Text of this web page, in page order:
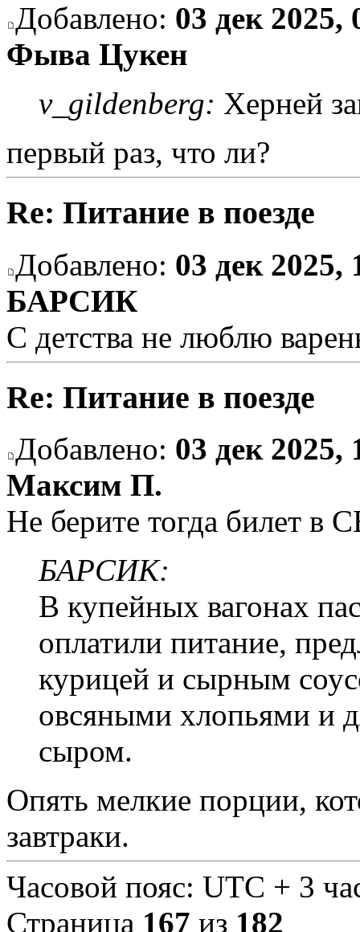
Добавлено: 03 дек 2025,
Фыва Цукен
v_gildenberg: Херней
первый раз, что ли?
Re: Питание в поезде
Добавлено: 03 дек 2025,
БАРСИК
С детства не люблю
Re: Питание в поезде
Добавлено: 03 дек 2025,
Максим П.
Не берите тогда билет в
БАРСИК:
В купейных вагонах
оплатили питание,
курицей и сырным
овсяными хлопьями и
сыром.
Опять мелкие порции,
завтраки.
Часовой пояс: UTC + 3
Страница 167 из 182